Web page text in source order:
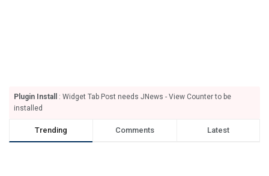
Plugin Install
: Widget Tab Post needs JNews - View Counter to be
installed
Trending Comments Latest